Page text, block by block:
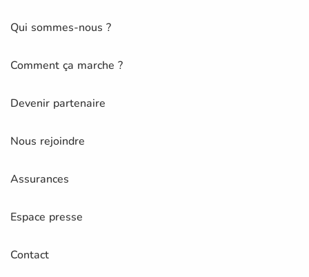
Qui sommes-nous ?
Comment ça marche ?
Devenir partenaire
Nous rejoindre
Assurances
Espace presse
Contact